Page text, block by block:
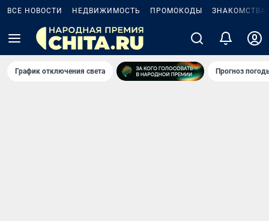
ВСЕ НОВОСТИ НЕДВИЖИМОСТЬ ПРОМОКОДЫ ЗНАКОМСТВА
График отключения света Прогноз